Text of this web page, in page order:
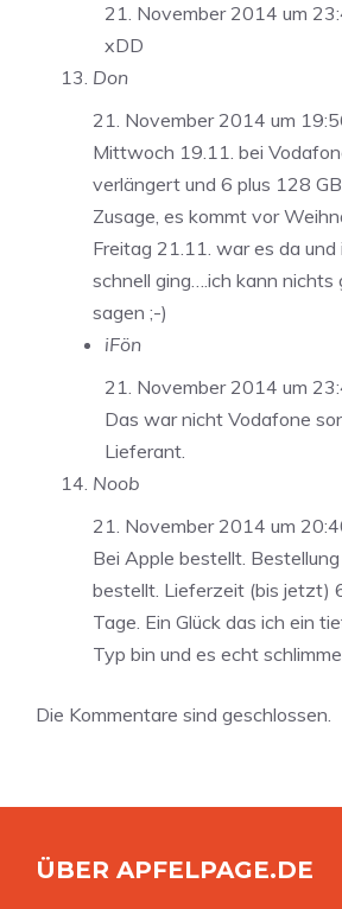
21. November 2014 um
xDD
Don
21. November 2014 um
Mittwoch 19.11. bei
verlängert und 6 plus 128
Zusage, es kommt vor
Freitag 21.11. war es da
schnell ging….ich kann nichts
sagen ;-)
iFön
21. November 2014 um
Das war nicht Vodafone
Lieferant.
Noob
21. November 2014 um
Bei Apple bestellt.
bestellt. Lieferzeit (bis jetzt)
Tage. Ein Glück das ich ein
Typ bin und es echt
Die Kommentare sind geschlossen.
ÜBER APFELPAGE.DE